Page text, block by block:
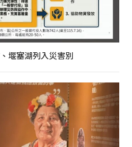
堰塞湖列入災害別